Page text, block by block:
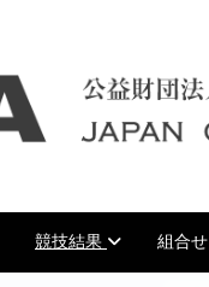
競技結果 組合せ